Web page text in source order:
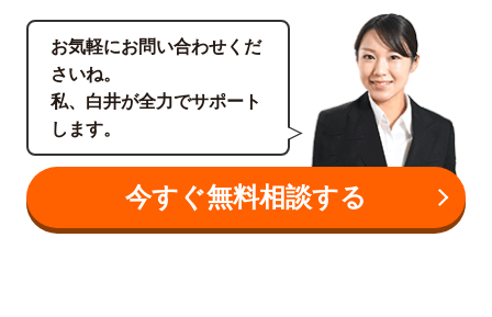
お気軽にお問い合わせくだ
さいね。
私、白井が全力でサポート
します。
今すぐ無料相談する